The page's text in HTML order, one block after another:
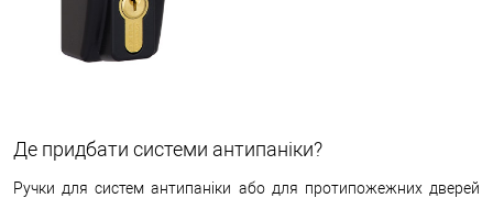
Де придбати системи антипаніки?
Ручки для систем антипаніки або для протипожежних дверей